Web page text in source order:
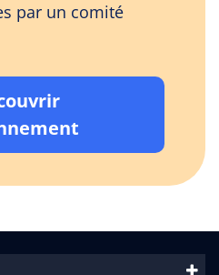
par un comité